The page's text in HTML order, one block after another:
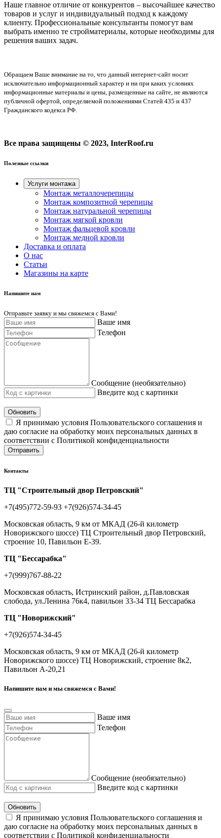
Наше главное отличие от конкурентов – высочайшее качество
товаров и услуг и индивидуальный подход к каждому
клиенту. Профессиональные консультанты помогут вам
выбрать именно те стройматериалы, которые необходимы для
решения ваших задач.
Обращаем Ваше внимание на то, что данный интернет-сайт носит
исключительно информационный характер и ни при каких условиях
информационные материалы и цены, размещенные на сайте, не являются
публичной офертой, определяемой положениями Статей 435 и 437
Гражданского кодекса РФ.
Все права защищены © 2023, InterRoof.ru
Полезные ссылки
Услуги монтажа
Монтаж металлочерепицы
Монтаж композитной черепицы
Монтаж натуральной черепицы
Монтаж мягкой кровли
Монтаж фальцевой кровли
Монтаж медной кровли
Доставка и оплата
О нас
Cтатьи
Магазины на карте
Напишите нам
Отправьте заявку и мы свяжемся с Вами!
Ваше имя
Телефон
Сообщение (необязательно)
Введите код с картинки
Обновить
Я принимаю условия Пользовательского соглашения и
даю согласие на обработку моих персональных данных в
соответствии с Политикой конфиденциальности
Отправить
Контакты
ТЦ "Строительный двор Петровский"
+7(495)772-59-93 +7(926)574-34-45
Московская область, 9 км от МКАД (26-й километр
Новорижского шоссе) ТЦ Строительный двор Петровский,
строение 10, Павильон Е-39.
ТЦ "Бессарабка"
+7(999)767-88-22
Московская область, Истринский район, д.Павловская
слобода, ул.Ленина 76к4, павильон 33-34 ТЦ Бессарабка
ТЦ "Новорижский"
+7(926)574-34-45
Московская область, 9 км от МКАД (26-й километр
Новорижского шоссе) ТЦ Новорижский, строение 8к2,
Павильон А-20,21
Напишите нам и мы свяжемся с Вами!
Ваше имя
Телефон
Сообщение (необязательно)
Введите код с картинки
Обновить
Я принимаю условия Пользовательского соглашения и
даю согласие на обработку моих персональных данных в
соответствии с Политикой конфиденциальности